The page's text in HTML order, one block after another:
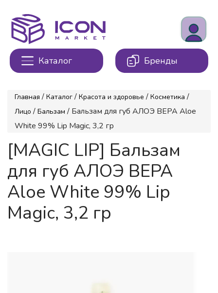
Каталог Бренды
Главная / Каталог / Красота и здоровье / Косметика /
Лицо / Бальзам / Бальзам для губ АЛОЭ ВЕРА Aloe
White 99% Lip Magic, 3,2 гр
[MAGIC LIP] Бальзам
для губ АЛОЭ ВЕРА
Aloe White 99% Lip
Magic, 3,2 гр